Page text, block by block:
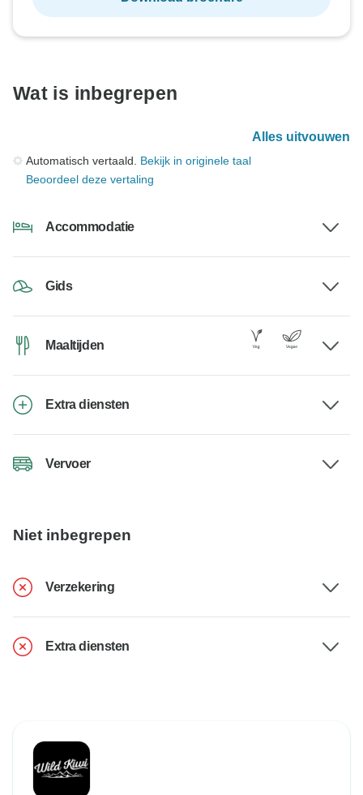
Wat is inbegrepen
Alles uitvouwen
Automatisch vertaald. Bekijk in originele taal
Beoordeel deze vertaling
Accommodatie
Gids
Maaltijden
Extra diensten
Vervoer
Niet inbegrepen
Verzekering
Extra diensten